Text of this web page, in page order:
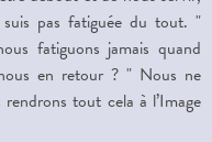
pas fatiguée du tout. "
fatiguons jamais quand
en retour ? " Nous ne
tout cela à l’Image